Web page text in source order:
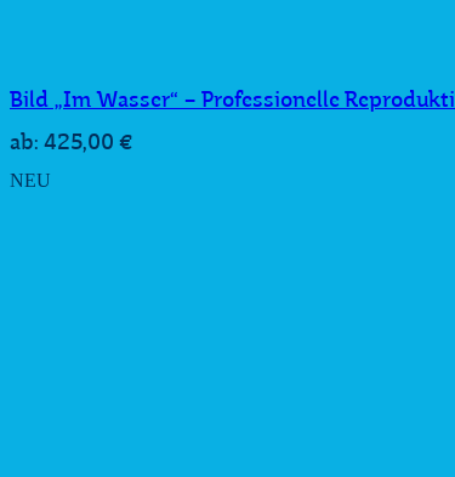
Bild „Im Wasser“ – Professionelle
ab: 425,00 €
NEU